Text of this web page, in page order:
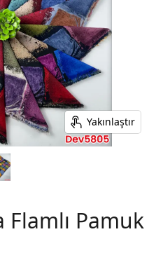
Yakınlaştır
Pamuk